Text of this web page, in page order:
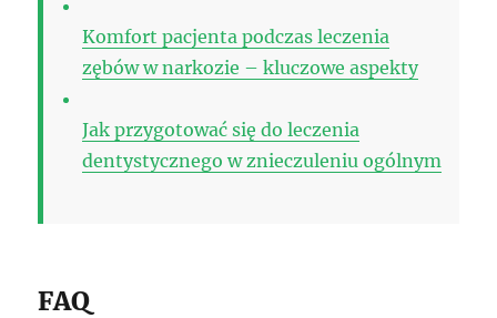
Komfort pacjenta podczas leczenia
zębów w narkozie – kluczowe aspekty
Jak przygotować się do leczenia
dentystycznego w znieczuleniu ogólnym
FAQ